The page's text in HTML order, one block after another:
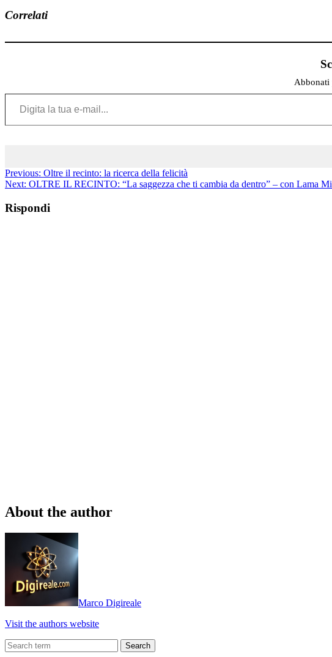
Correlati
Abbonati
Digita la tua e-mail...
Previous: Oltre il recinto: la ricerca della felicità
Next: OLTRE IL RECINTO: “La saggezza che ti cambia da dentro” – con Lama
Rispondi
About the author
Marco Digireale
Visit the authors website
Search